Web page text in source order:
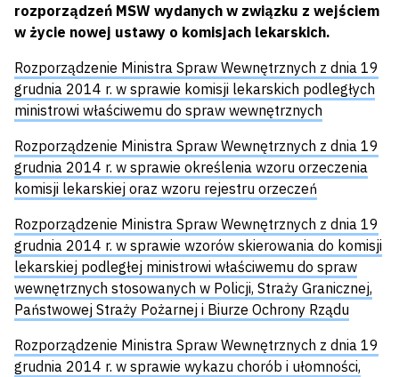
rozporządzeń MSW wydanych w związku z wejściem
w życie nowej ustawy o komisjach lekarskich.
Rozporządzenie Ministra Spraw Wewnętrznych z dnia 19
grudnia 2014 r. w sprawie komisji lekarskich podległych
ministrowi właściwemu do spraw wewnętrznych
Rozporządzenie Ministra Spraw Wewnętrznych z dnia 19
grudnia 2014 r. w sprawie określenia wzoru orzeczenia
komisji lekarskiej oraz wzoru rejestru orzeczeń
Rozporządzenie Ministra Spraw Wewnętrznych z dnia 19
grudnia 2014 r. w sprawie wzorów skierowania do komisji
lekarskiej podległej ministrowi właściwemu do spraw
wewnętrznych stosowanych w Policji, Straży Granicznej,
Państwowej Straży Pożarnej i Biurze Ochrony Rządu
Rozporządzenie Ministra Spraw Wewnętrznych z dnia 19
grudnia 2014 r. w sprawie wykazu chorób i ułomności,